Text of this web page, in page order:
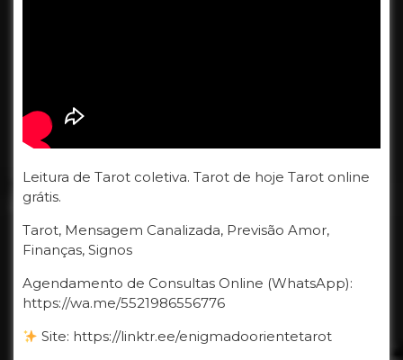
Leitura de Tarot coletiva. Tarot de hoje Tarot online
grátis.
Tarot, Mensagem Canalizada, Previsão Amor,
Finanças, Signos
Agendamento de Consultas Online (WhatsApp):
https://wa.me/5521986556776
Site: https://linktr.ee/enigmadoorientetarot